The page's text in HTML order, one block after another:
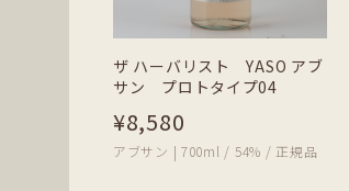
ザ ハーバリスト YASO アブ
サン プロトタイプ04
¥8,580
アブサン | 700ml / 54% / 正規品